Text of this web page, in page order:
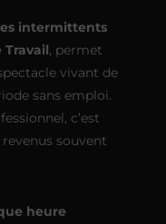
intermittents
Travail, permet
vivant de
sans emploi.
c’est
souvent
heure